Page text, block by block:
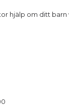
hjälp om ditt